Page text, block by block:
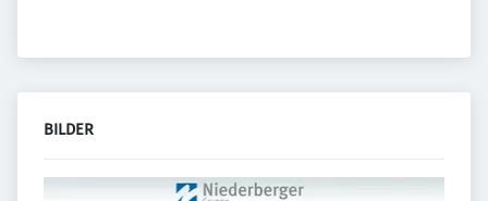
BILDER